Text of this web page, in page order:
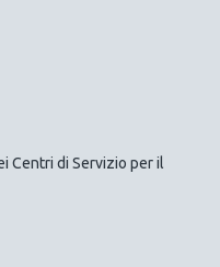
Centri di Servizio per il